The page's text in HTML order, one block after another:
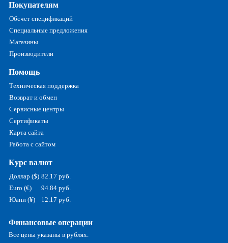
Покупателям
Обсчет спецификаций
Специальные предложения
Магазины
Производители
Помощь
Техническая поддержка
Возврат и обмен
Сервисные центры
Сертификаты
Карта сайта
Работа с сайтом
Курс валют
Доллар ($) 82.17 руб.
Euro (€)
94.84 руб.
Юани (¥)
12.17 руб.
Финансовые операции
Все цены указаны в рублях.